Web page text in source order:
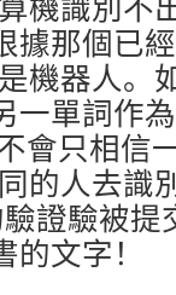
據那個已
機器人。
一單詞作
會只相信
的人去識
證驗被提
文字！